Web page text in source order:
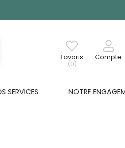
Favoris
(0)
Compte
SERVICES NOTRE